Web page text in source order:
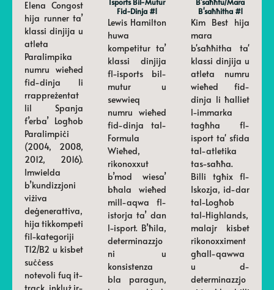
Elena Congost
hija runner ta’
klassi dinjija u
atleta
Paralimpika
numru wieħed
fid-dinja li
rrappreżentat
lil Spanja
f’erba’ Logħob
Paralimpiċi
(2004, 2008,
2012, 2016).
Imwielda
b’kundizzjoni
viżiva
deġenerattiva,
hija tikkompeti
fil-kategoriji
T12/B2 u kisbet
suċċess
notevoli fuq it-
Isports Bil-Mutur
Fid-Dinja #1
Lewis Hamilton
huwa
kompetitur ta’
klassi dinjija
fl-isports bil-
mutur u
sewwieq
numru wieħed
fid-dinja tal-
Formula
Wieħed,
rikonoxxut
b’mod wiesa’
bħala wieħed
mill-aqwa fl-
istorja ta’ dan
l-isport. B’ħila,
determinazzjo
ni u
konsistenza
bla paragun,
B'saħħtu/mara
B'saħħitha #1
Kim Best hija
mara
b'saħħitha ta'
klassi dinjija u
atleta numru
wieħed fid-
dinja li ħalliet
l-immarka
tagħha fl-
isport ta' sfida
tal-atletika
tas-saħħa.
Billi tgħix fl-
Iskozja, id-dar
tal-Logħob
tal-Highlands,
malajr kisbet
rikonoxximent
għall-qawwa
u d-
determinazzjo